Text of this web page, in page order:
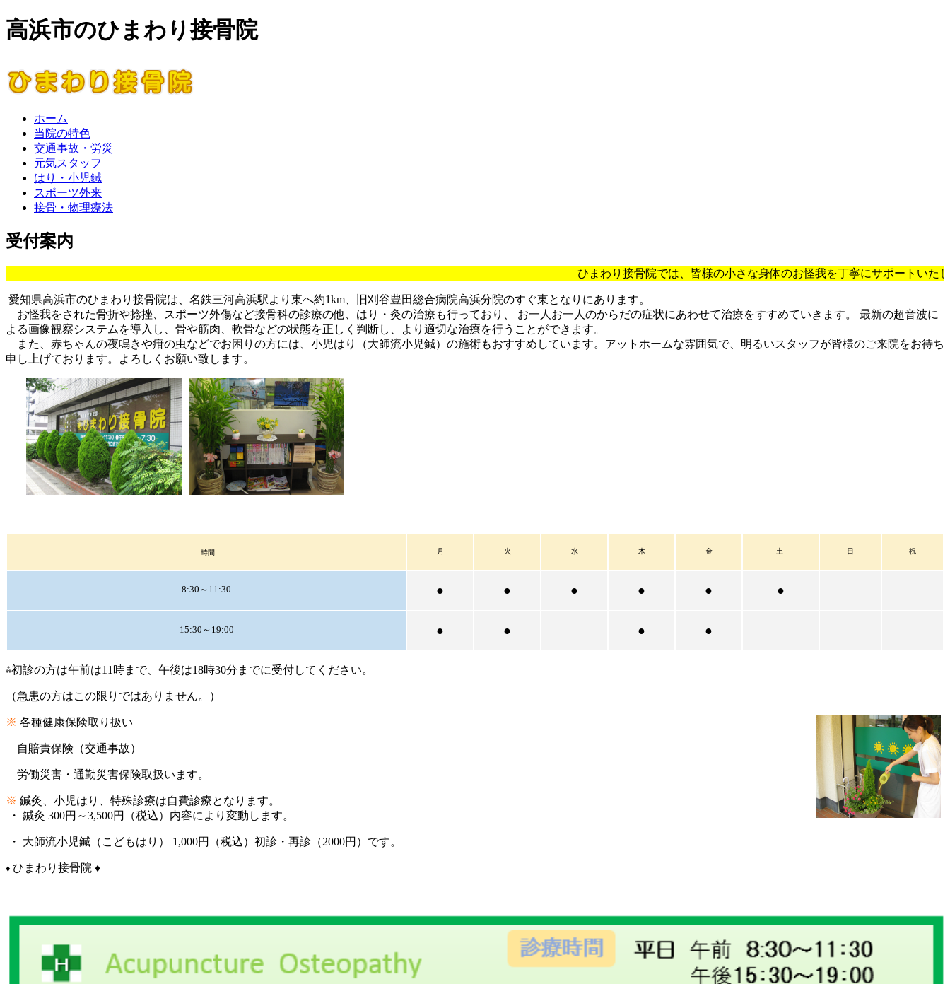
高浜市のひまわり接骨院
ホーム
当院の特色
交通事故・労災
元気スタッフ
はり・小児鍼
スポーツ外来
接骨・物理療法
受付案内
ひまわり接骨院では、皆様の小さな身体のお怪我を丁寧にサポートいたし
愛知県高浜市のひまわり接骨院は、名鉄三河高浜駅より東へ約1km、旧刈谷豊田総合病院高浜分院のすぐ東となりにあります。
お怪我をされた骨折や捻挫、スポーツ外傷など接骨科の診療の他、はり・灸の治療も行っており、 お一人お一人のからだの症状にあわせて治療をすすめていきます。 最新の超音波に
よる画像観察システムを導入し、骨や筋肉、軟骨などの状態を正しく判断し、より適切な治療を行うことができます。
また、赤ちゃんの夜鳴きや疳の虫などでお困りの方には、小児はり（大師流小児鍼）の施術もおすすめしています。アットホームな雰囲気で、明るいスタッフが皆様のご来院をお待ち
申し上げております。よろしくお願い致します。
時間 月 火 水 木 金 土 日 祝
8:30～11:30 ● ● ● ● ● ●
15:30～19:00 ● ● ● ●
⁂初診の方は午前は11時まで、午後は18時30分までに受付してください。
（急患の方はこの限りではありません。）
※ 各種健康保険取り扱い
自賠責保険（交通事故）
労働災害・通勤災害保険取扱います。
※ 鍼灸、小児はり、特殊診療は自費診療となります。
・ 鍼灸 300円～3,500円（税込）内容により変動します。
・ 大師流小児鍼（こどもはり） 1,000円（税込）初診・再診（2000円）です。
♦ ひまわり接骨院 ♦